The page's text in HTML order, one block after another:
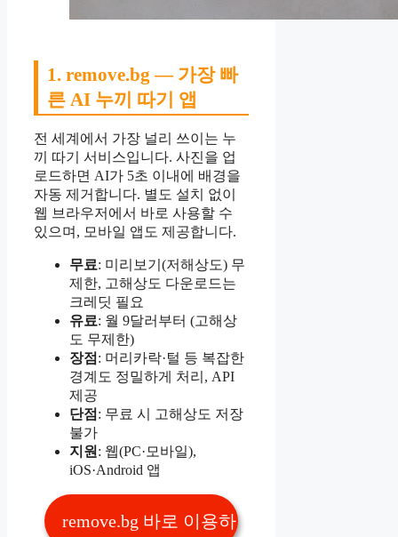
1. remove.bg — 가장 빠
른 AI 누끼 따기 앱
전 세계에서 가장 널리 쓰이는 누
끼 따기 서비스입니다. 사진을 업
로드하면 AI가 5초 이내에 배경을
자동 제거합니다. 별도 설치 없이
웹 브라우저에서 바로 사용할 수
있으며, 모바일 앱도 제공합니다.
무료: 미리보기(저해상도) 무
제한, 고해상도 다운로드는
크레딧 필요
유료: 월 9달러부터 (고해상
도 무제한)
장점 : 머리카락·털 등 복잡한
경계도 정밀하게 처리, API
제공
단점 : 무료 시 고해상도 저장
불가
지원 : 웹(PC·모바일),
iOS·Android 앱
remove.bg 바로 이용하기 👆